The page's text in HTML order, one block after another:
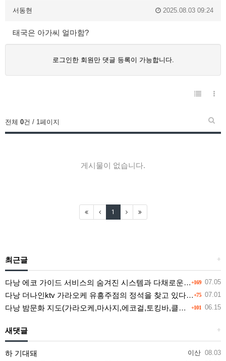
서동현 2025.08.03 09:24
태국은 아가씨 얼마함?
로그인한 회원만 댓글 등록이 가능합니다.
전체 0건 / 1페이지
게시물이 없습니다.
1
+
최근글
+169 07.05
다낭 에코 가이드 서비스의 숨겨진 시스템과 다채로운 인력 풀의 진실
+75 07.01
다낭 더나인ktv 가라오케 유흥주점의 정석을 찾고 있다면 여기
+101 06.15
다낭 밤문화 지도(가라오케,마사지,에코걸,토킹바,클럽) 유흥별 가격 및 후기공유
+
새댓글
이산 08.03
하 기대돼